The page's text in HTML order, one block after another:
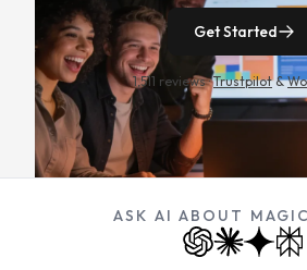
Get Started
1,511 reviews · Trustpilot &
ASK AI ABOUT